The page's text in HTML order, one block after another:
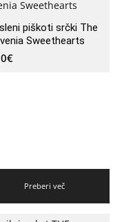
piškoti srčki The
Sweethearts
€
Preberi več